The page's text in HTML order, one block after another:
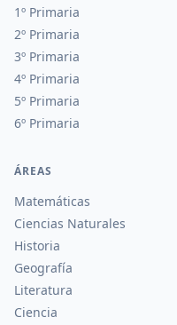
1º Primaria
2º Primaria
3º Primaria
4º Primaria
5º Primaria
6º Primaria
ÁREAS
Matemáticas
Ciencias Naturales
Historia
Geografía
Literatura
Ciencia